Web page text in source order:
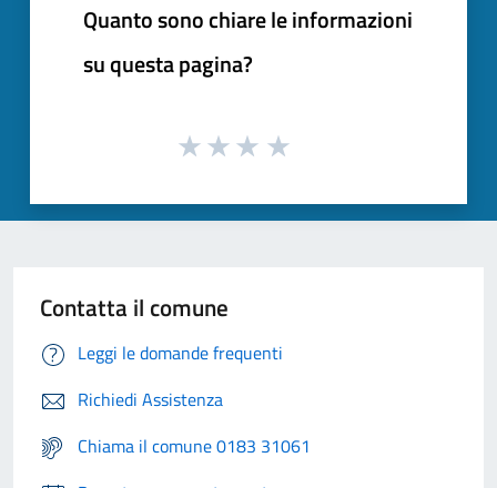
Quanto sono chiare le informazioni
su questa pagina?
Contatta il comune
Leggi le domande frequenti
Richiedi Assistenza
Chiama il comune 0183 31061